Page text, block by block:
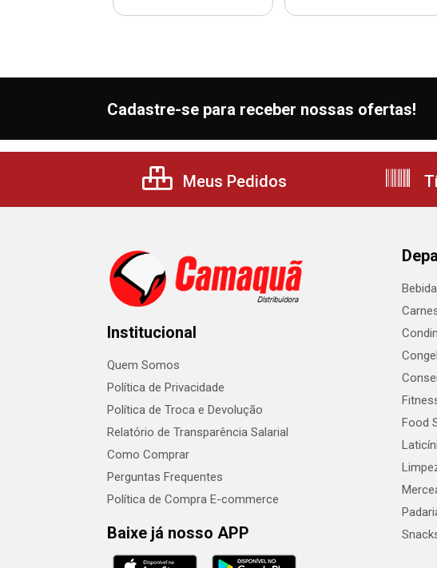
Cadastre-se para receber nossas ofertas!
Meus Pedidos
Institucional
Quem Somos
Política de Privacidade
Política de Troca e Devolução
Relatório de Transparência Salarial
Como Comprar
Perguntas Frequentes
Política de Compra E-commerce
Baixe já nosso APP
Food